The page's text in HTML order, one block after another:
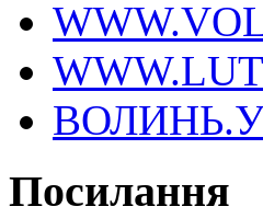
Посилання